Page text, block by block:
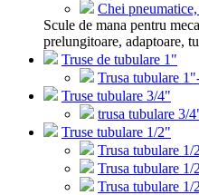
Chei
Scule de mana pentru
prelungitoare, adaptoare,
Truse de tubulare 1"
Trusa tubulare
Truse tubulare 3/4"
trusa tubulare 3/
Truse tubulare 1/2"
Trusa tubulare
Trusa tubulare 1/
Trusa tubulare 1/